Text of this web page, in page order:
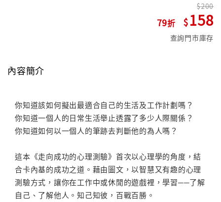
79
200
158
查詢門市庫存
內容簡介
你知道該如何擬出最適合自己的生活及工作計劃嗎？
你知道一個人的日常生活舉止透露了多少人際關係？
你知道如何以一個人的筆跡去判斷他的為人嗎？
這本《走向成功的心理測驗》首次以心理學的角度，結
合卡內基的成功之道。藉由圖文，以智慧又有趣的心理
測驗方式，讓你在工作中或休閒的遊戲裡，學習──了解
自己、了解他人。知己知彼，百戰百勝。